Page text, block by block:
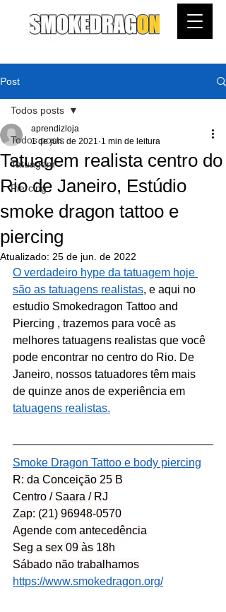
Post
Todos posts
Tatuagem
Piercing
Todos posts
Tatuagem realista centro do
Rio de Janeiro, Estúdio
smoke dragon tattoo e
piercing
aprendizloja
1 de jun. de 2021 1 min de leitura
Atualizado: 25 de jun. de 2022
O verdadeiro hype da tatuagem hoje
são as tatuagens realistas, e aqui no
estudio Smokedragon Tattoo and
Piercing , trazemos para você as
melhores tatuagens realistas que você
pode encontrar no centro do Rio. De
Janeiro, nossos tatuadores têm mais
de quinze anos de experiência em
tatuagens realistas.
Smoke Dragon Tattoo e body piercing
R: da Conceição 25 B
Centro / Saara / RJ
Zap: (21) 96948-0570
Agende com antecedência
Seg a sex 09 às 18h
Sábado não trabalhamos
https://www.smokedragon.org/